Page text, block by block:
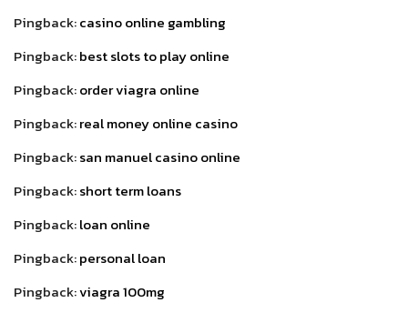
Pingback:casino online gambling
Pingback:best slots to play online
Pingback:order viagra online
Pingback:real money online casino
Pingback:san manuel casino online
Pingback:short term loans
Pingback:loan online
Pingback:personal loan
Pingback:viagra 100mg